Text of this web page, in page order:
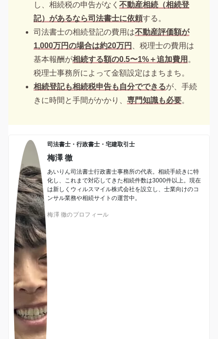
し、相続税の申告がなく 不動産相続（相続登
記）があるなら司法書士に依頼する。
司法書士の相続登記の費用は不動産評価額が
1,000万円の場合は約20万円
、税理士の費用は
基本報酬が相続する額の0.5〜1%＋追加費用 。
税理士事務所によって金額設定はまちまち。
相続登記も相続税申告も自分でできるが、手続
きに時間と手間がかかり、 専門知識も必要。
司法書士・行政書士・宅建取引士
梅澤 徹
あいりん司法書士行政書士事務所の代表。相続手続きに特
化し、これまで対応してきた相続件数は3000件以上。現在
は新しくウィルスマイル株式会社を設立し、士業向けのコ
ンサル業務や相続サイトの運営中。
梅澤 徹のプロフィール